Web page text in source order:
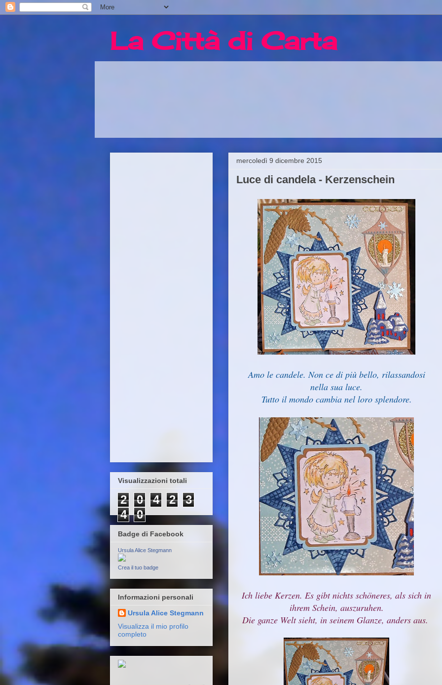
La Città di Carta
mercoledì 9 dicembre 2015
Luce di candela - Kerzenschein
Amo le candele. Non ce di più bello, rilassandosi
nella sua luce.
Tutto il mondo cambia nel loro splendore.
Ich liebe Kerzen. Es gibt nichts schöneres, als sich in
ihrem Schein, auszuruhen.
Die ganze Welt sieht, in seinem Glanze, anders aus.
Visualizzazioni totali
2 0 4 2
3
4
0
Badge di Facebook
Ursula Alice Stegmann
Crea il tuo badge
Informazioni personali
Ursula Alice Stegmann
Visualizza il mio profilo
completo